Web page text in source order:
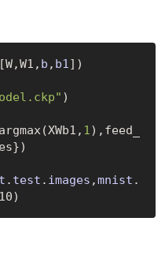
b , b1 ])
)
1 ),feed_
. test . images ,mnist .